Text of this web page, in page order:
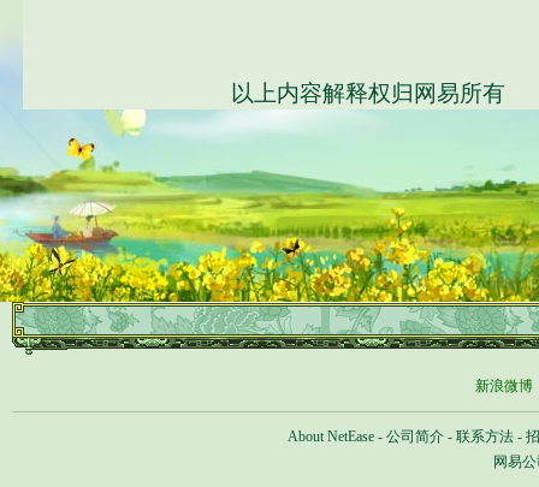
以上内容解释权归网易所有
新浪微博
About NetEase - 公司简介 - 联系方法 -
网易